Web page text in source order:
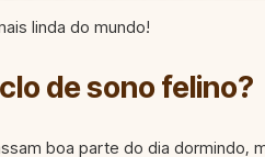
linda do mundo!
de sono felino?
boa parte do dia dormindo,